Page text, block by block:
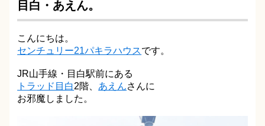
目白・あえん。
こんにちは。
センチュリー21パキラハウスです。
JR山手線・目白駅前にある
トラッド目白2階、 あえんさんに
お邪魔しました。